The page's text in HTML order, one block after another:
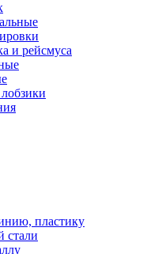
и рейсмуса
пластику
стали